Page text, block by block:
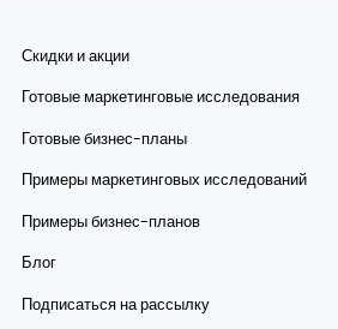
Скидки и акции
Готовые маркетинговые исследования
Готовые бизнес-планы
Примеры маркетинговых исследований
Примеры бизнес-планов
Блог
Подписаться на рассылку